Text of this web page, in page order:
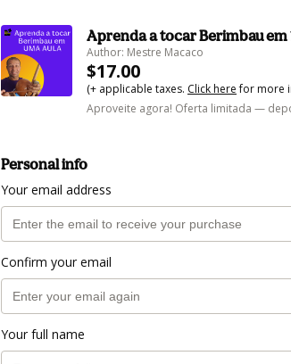
Aprenda a tocar Berimbau em
Author: Mestre Macaco
$17.00
(+ applicable taxes. Click herefor more
Aproveite agora! Oferta limitada —
Personal info
Your email address
Confirm your email
Your full name